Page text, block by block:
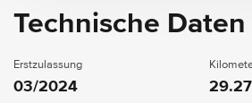
Technische Daten
Erstzulassung
03/2024